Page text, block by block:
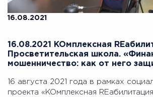
16.08.2021
16.08.2021 KOмплексная
Просветительская школа.
мошенничество: как от него
16 августа 2021 года в рамках
проекта «KOмплексная